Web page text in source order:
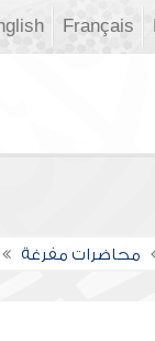
Français
محاضرات مفرغة